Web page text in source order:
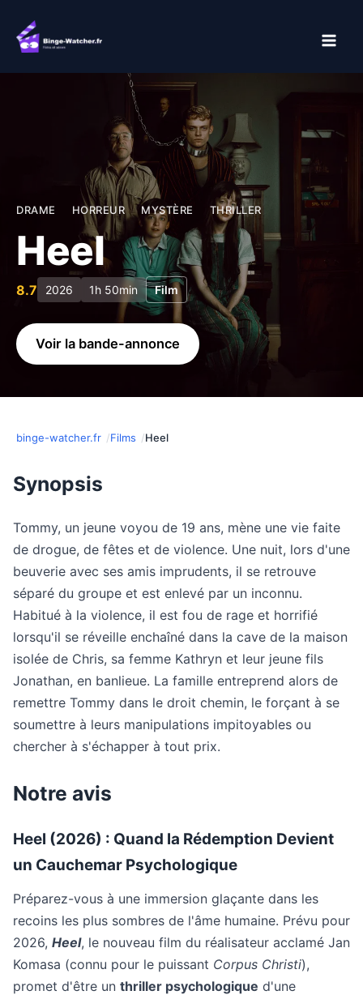
contenu
DRAME HORREUR MYSTÈRE THRILLER
Heel
8.7 2026 1h 50min Film
Voir la bande-annonce
binge-watcher.fr Films Heel
Synopsis
Tommy, un jeune voyou de 19 ans, mène une vie faite
de drogue, de fêtes et de violence. Une nuit, lors d'une
beuverie avec ses amis imprudents, il se retrouve
séparé du groupe et est enlevé par un inconnu.
Habitué à la violence, il est fou de rage et horrifié
lorsqu'il se réveille enchaîné dans la cave de la maison
isolée de Chris, sa femme Kathryn et leur jeune fils
Jonathan, en banlieue. La famille entreprend alors de
remettre Tommy dans le droit chemin, le forçant à se
soumettre à leurs manipulations impitoyables ou
chercher à s'échapper à tout prix.
Notre avis
Heel (2026) : Quand la Rédemption Devient
un Cauchemar Psychologique
Préparez-vous à une immersion glaçante dans les
recoins les plus sombres de l'âme humaine. Prévu pour
2026, Heel, le nouveau film du réalisateur acclamé Jan
Komasa (connu pour le puissant Corpus Christi),
promet d'être un thriller psychologique d'une